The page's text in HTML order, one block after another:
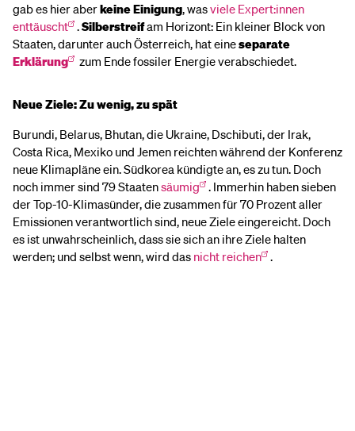
gab es hier aberkeine Einigung, wasviele Expert:innen
enttäuscht .Silberstreifam Horizont: Ein kleiner Block von
Staaten, darunter auch Österreich, hat eineseparate
Erklärung
zum Ende fossiler Energie verabschiedet.
Neue Ziele: Zu wenig, zu spät
Burundi, Belarus, Bhutan, die Ukraine, Dschibuti, der Irak,
Costa Rica, Mexiko und Jemen reichten während der Konferenz
neue Klimapläne ein. Südkorea kündigte an, es zu tun. Doch
noch immer sind 79 Staatensäumig . Immerhin haben sieben
der Top-10-Klimasünder, die zusammen für 70 Prozent aller
Emissionen verantwortlich sind, neue Ziele eingereicht. Doch
es ist unwahrscheinlich, dass sie sich an ihre Ziele halten
werden; und selbst wenn, wird das nicht reichen .